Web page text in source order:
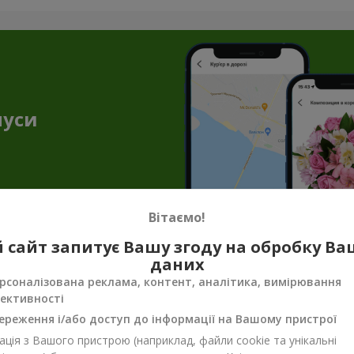
продукція до квіткових
щоб передати весь настрій, турботу чи ніжність. Саме тут
завершеним. Сувенірна продукція для букетів — не просто
тепла, несподіванки або просто щирих емоцій.
Вітаємо!
сайт запитує Вашу згоду на обробку
даних
реклама, контент, аналітика, вимірювання
і/або доступ до інформації на Вашому пристрої
з Вашого пристрою (наприклад, файли cookie та унікальні